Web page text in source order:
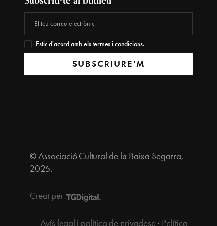
Estic d'acord amb els termes i condicions.
SUBSCRIURE'M
© Associació Cultural de la Baixa Segarra,
2026.
Creat per
Avís legal i política de privadesa · Política